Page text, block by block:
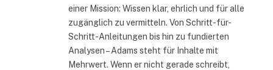
einer Mission: Wissen klar, ehrlich und für alle
zugänglich zu vermitteln. Von Schritt-für-
Schritt-Anleitungen bis hin zu fundierten
Analysen – Adams steht für Inhalte mit
Mehrwert. Wenn er nicht gerade schreibt,